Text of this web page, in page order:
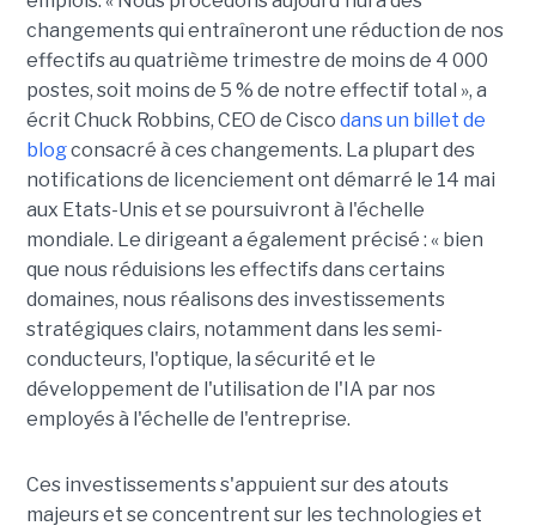
changements qui entraîneront une réduction de nos
effectifs au quatrième trimestre de moins de 4 000
postes, soit moins de 5 % de notre effectif total », a
écrit Chuck Robbins, CEO de Cisco dans un billet de
blogconsacré à ces changements. La plupart des
notifications de licenciement ont démarré le 14 mai
aux Etats-Unis et se poursuivront à l'échelle
mondiale. Le dirigeant a également précisé : « bien
que nous réduisions les effectifs dans certains
domaines, nous réalisons des investissements
stratégiques clairs, notamment dans les semi-
conducteurs, l'optique, la sécurité et le
développement de l'utilisation de l'IA par nos
employés à l'échelle de l'entreprise.
Ces investissements s'appuient sur des atouts
majeurs et se concentrent sur les technologies et